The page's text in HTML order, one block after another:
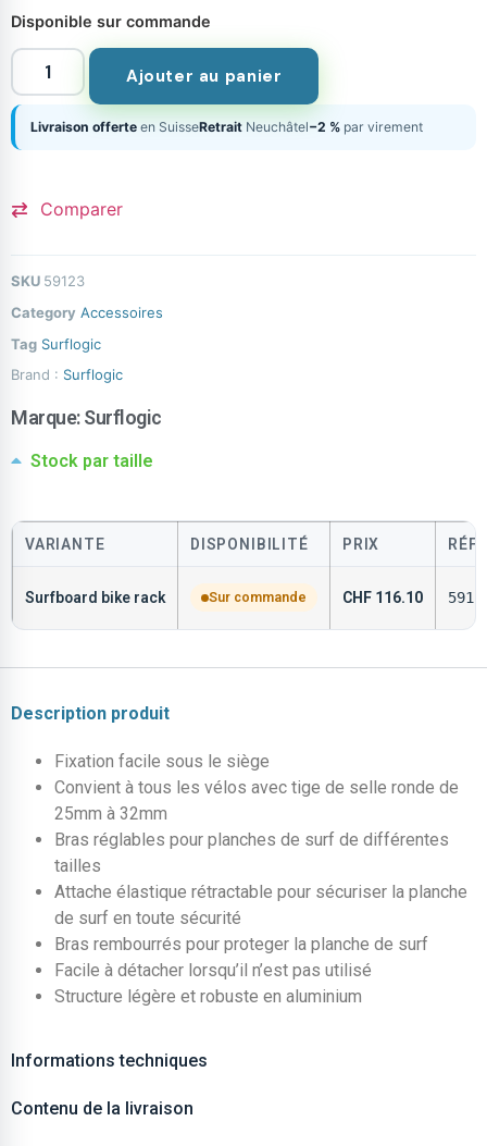
Disponible sur commande
Ajouter au panier
Livraison offerte en SuisseRetrait Neuchâtel−2 % par virement
Comparer
SKU 59123
Category Accessoires
Tag Surflogic
Brand : Surflogic
Marque:Surflogic
Stock par taille
VARIANTE DISPONIBILITÉ PRIX
Surfboard bike rack Sur commande CHF 116.10
Description produit
Fixation facile sous le siège
Convient à tous les vélos avec tige de selle ronde de
25mm à 32mm
Bras réglables pour planches de surf de différentes
tailles
Attache élastique rétractable pour sécuriser la planche
de surf en toute sécurité
Bras rembourrés pour proteger la planche de surf
Facile à détacher lorsqu’il n’est pas utilisé
Structure légère et robuste en aluminium
Informations techniques
Contenu de la livraison